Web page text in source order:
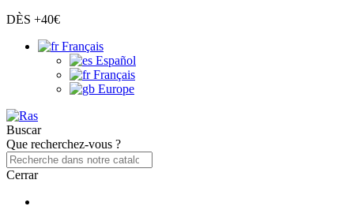
DÈS +40€
Français
Español
Français
Europe
Buscar
Que recherchez-vous ?
Cerrar